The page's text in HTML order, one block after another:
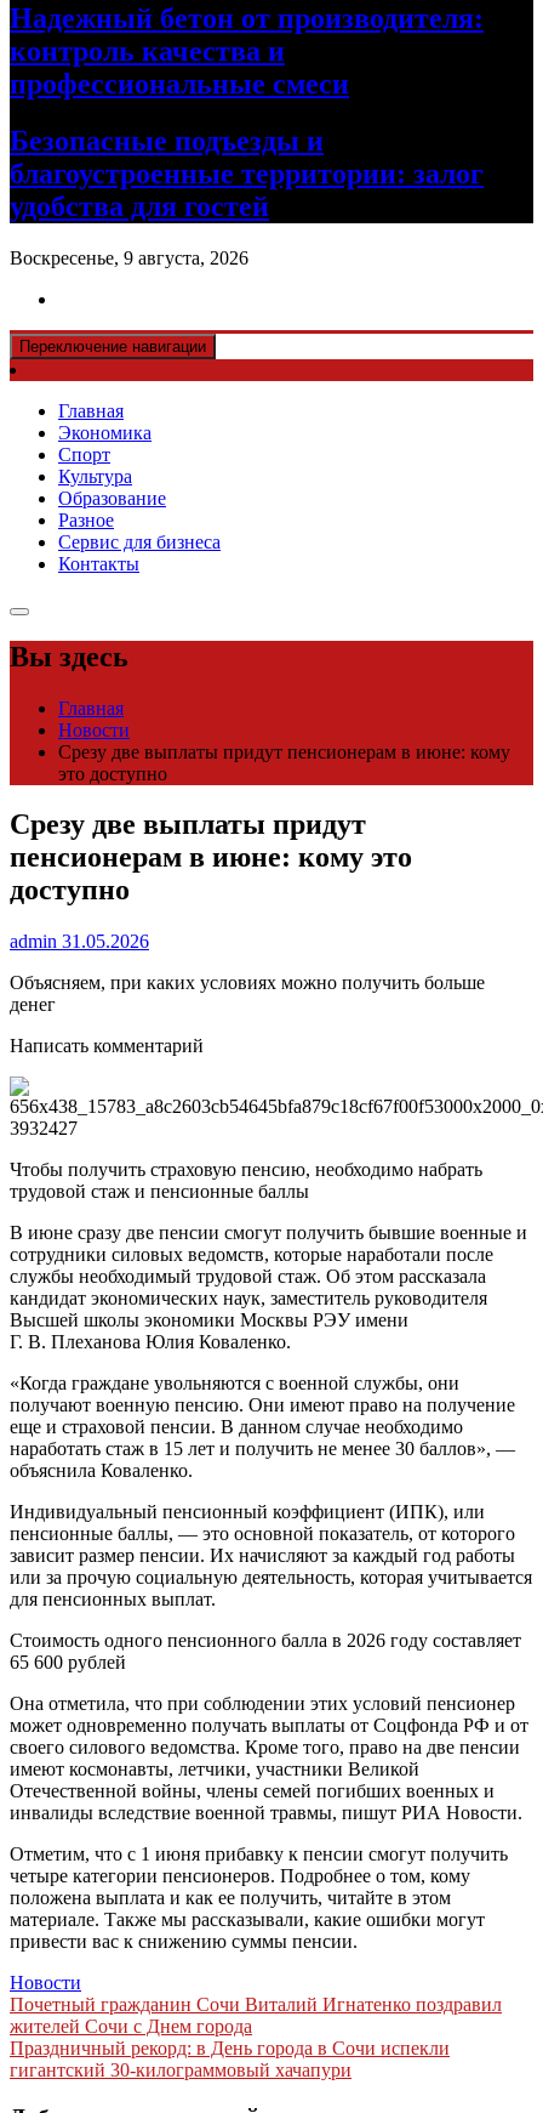
Надежный бетон от производителя:
контроль качества и
профессиональные смеси
Безопасные подъезды и
благоустроенные территории: залог
удобства для гостей
Воскресенье, 9 августа, 2026
Переключение навигации
Главная
Экономика
Спорт
Культура
Образование
Разное
Сервис для бизнеса
Контакты
Вы здесь
Главная
Новости
Срезу две выплаты придут пенсионерам в июне: кому
это доступно
Срезу две выплаты придут
пенсионерам в июне: кому это
доступно
admin 31.05.2026
Объясняем, при каких условиях можно получить больше
денег
Написать комментарий
Чтобы получить страховую пенсию, необходимо набрать
трудовой стаж и пенсионные баллы
В июне сразу две пенсии смогут получить бывшие военные и
сотрудники силовых ведомств, которые наработали после
службы необходимый трудовой стаж. Об этом рассказала
кандидат экономических наук, заместитель руководителя
Высшей школы экономики Москвы РЭУ имени
Г. В. Плеханова Юлия Коваленко.
«Когда граждане увольняются с военной службы, они
получают военную пенсию. Они имеют право на получение
еще и страховой пенсии. В данном случае необходимо
наработать стаж в 15 лет и получить не менее 30 баллов», —
объяснила Коваленко.
Индивидуальный пенсионный коэффициент (ИПК), или
пенсионные баллы, — это основной показатель, от которого
зависит размер пенсии. Их начисляют за каждый год работы
или за прочую социальную деятельность, которая учитывается
для пенсионных выплат.
Стоимость одного пенсионного балла в 2026 году составляет
65 600 рублей
Она отметила, что при соблюдении этих условий пенсионер
может одновременно получать выплаты от Соцфонда РФ и от
своего силового ведомства. Кроме того, право на две пенсии
имеют космонавты, летчики, участники Великой
Отечественной войны, члены семей погибших военных и
инвалиды вследствие военной травмы, пишут РИА Новости.
Отметим, что с 1 июня прибавку к пенсии смогут получить
четыре категории пенсионеров. Подробнее о том, кому
положена выплата и как ее получить, читайте в этом
материале. Также мы рассказывали, какие ошибки могут
привести вас к снижению суммы пенсии.
Новости
Навигация
по
записям
Почетный гражданин Сочи Виталий Игнатенко поздравил
жителей Сочи с Днем города
Праздничный рекорд: в День города в Сочи испекли
гигантский 30-килограммовый хачапури